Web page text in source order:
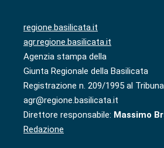
regione.basilicata.it
agr.regione.basilicata.it
Agenzia stampa della
Giunta Regionale della Basilicata
Registrazione n. 209/1995 al
agr@regione.basilicata.it
Direttore responsabile: Massimo
Redazione